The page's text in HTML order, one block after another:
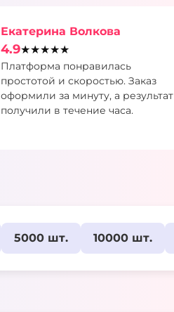
Екатерина Волкова
4.9★★★★★
Платформа понравилась
простотой и скоростью. Заказ
оформили за минуту, а результат
получили в течение часа.
5000 шт. 10000 шт.